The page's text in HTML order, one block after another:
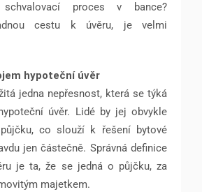
proces v bance?
cestu k úvěru, je velmi
hypoteční úvěr
jedna nepřesnost, která se týká
úvěr. Lidé by jej obvykle
co slouží k řešení bytové
jen částečně. Správná definice
je ta, že se jedná o půjčku, za
majetkem.